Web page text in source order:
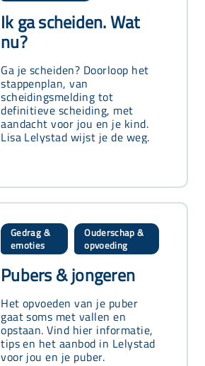
Ik ga scheiden. Wat
nu?
Ga je scheiden? Doorloop het
stappenplan, van
scheidingsmelding tot
definitieve scheiding, met
aandacht voor jou en je kind.
Lisa Lelystad wijst je de weg.
Gedrag &
emoties
Ouderschap &
opvoeding
Pubers & jongeren
Het opvoeden van je puber
gaat soms met vallen en
opstaan. Vind hier informatie,
tips en het aanbod in Lelystad
voor jou en je puber.